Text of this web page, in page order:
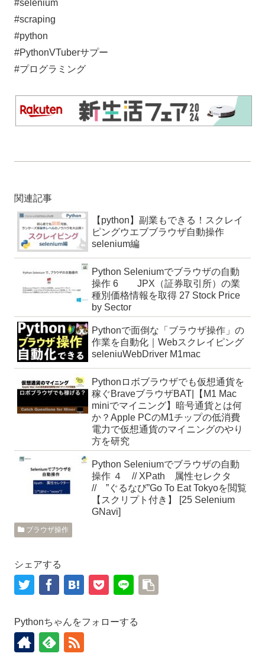
#selenium
#scraping
#python
#PythonVTuberサプー
#プログラミング
関連記事
【python】副業もできる！スクレイ
ピングウエブブラウザ自動操作
selenium編
Python Seleniumでブラウザの自動
操作 6 JPX（証券取引所）の業
種別価格情報を取得 27 Stock Price
by Sector
Pythonで面倒な「ブラウザ操作」の
作業を自動化｜Webスクレイピング
seleniuWebDriver M1mac
Pythonロボブラウザでも仮想通貨を
稼ぐBraveブラウザBAT|【M1 Mac
miniでマイニング】暗号通貨とは何
か？Apple PCのM1チップの低消費
電力で仮想通貨のマイニングのやり
方を研究
Python Seleniumでブラウザの自動
操作 ４ // XPath 属性セレクタ
// ”ぐるなび”Go To Eat Tokyoを閲覧
【スクリプト付き】 [25 Selenium
GNavi]
ブラウザ操作
シェアする
Pythonちゃんをフォローする